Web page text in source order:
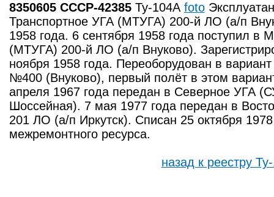
8350605 СССР-42385Ту-104А foto
Транспортное УГА (МТУГА) 200-й ЛО (а/п
1958 года. 6 сентября 1958 года поступил в
(МТУГА) 200-й ЛО (а/п Внуково).
ноября 1958 года. Переоборудован в
№400 (Внуково), первый полёт в этом
апреля 1967 года передан в Северное УГА
Шоссейная). 7 мая 1977 года передан в
201 ЛО (а/п Иркутск). Списан 25 октября 1978
межремонтного ресурса.
назад к реестру